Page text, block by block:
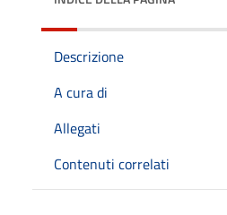
Descrizione
A cura di
Allegati
Contenuti correlati